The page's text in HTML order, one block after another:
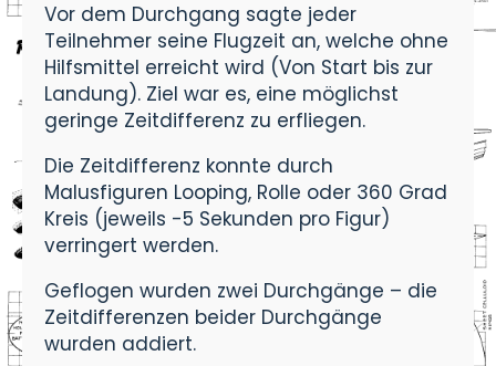
Vor dem Durchgang sagte jeder
Teilnehmer seine Flugzeit an, welche ohne
Hilfsmittel erreicht wird (Von Start bis zur
Landung). Ziel war es, eine möglichst
geringe Zeitdifferenz zu erfliegen.
Die Zeitdifferenz konnte durch
Malusfiguren Looping, Rolle oder 360 Grad
Kreis (jeweils -5 Sekunden pro Figur)
verringert werden.
Geflogen wurden zwei Durchgänge – die
Zeitdifferenzen beider Durchgänge
wurden addiert.